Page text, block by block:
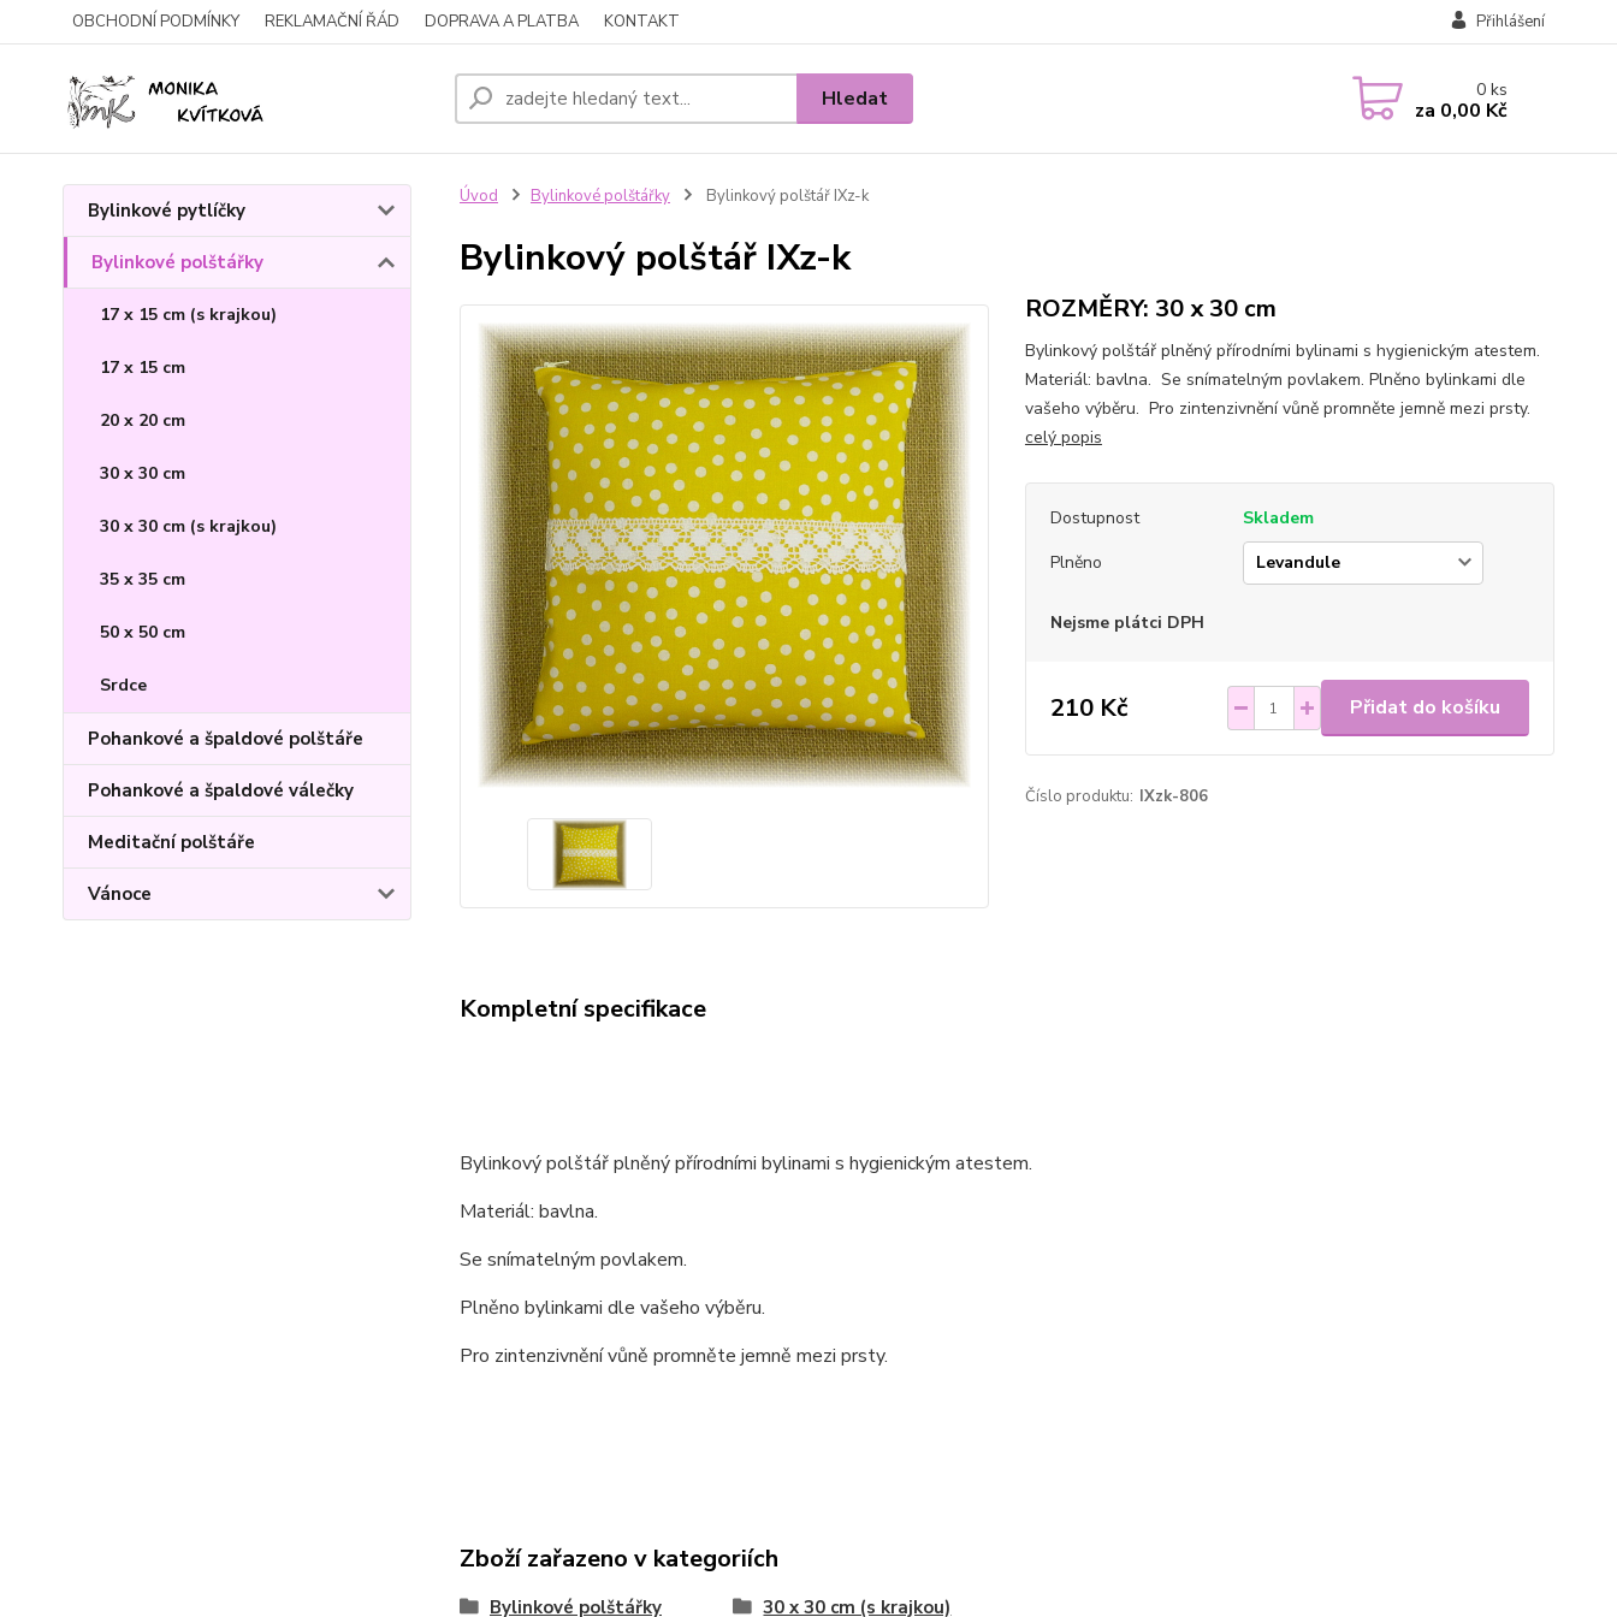
OBCHODNÍ PODMÍNKY REKLAMAČNÍ ŘÁD DOPRAVA A PLATBA KONTAKT Přihlášení
Hledat 0ks
za 0,00 Kč
Bylinkové pytlíčky
Bylinkové polštářky
17 x 15 cm (s krajkou)
17 x 15 cm
20 x 20 cm
30 x 30 cm
30 x 30 cm (s krajkou)
35 x 35 cm
50 x 50 cm
Srdce
Pohankové a špaldové polštáře
Pohankové a špaldové válečky
Meditační polštáře
Vánoce
Úvod Bylinkové polštářky Bylinkový polštář IXz-k
Bylinkový polštář IXz-k
ROZMĚRY: 30 x 30 cm
Bylinkový polštář plněný přírodními bylinami s hygienickým atestem.
Materiál: bavlna. Se snímatelným povlakem. Plněno bylinkami dle
vašeho výběru. Pro zintenzivnění vůně promněte jemně mezi prsty.
celý popis
Dostupnost
Skladem
Plněno
Nejsme plátci DPH
210 Kč Přidat do košíku
Číslo produktu: IXzk-806
Kompletní specifikace
Bylinkový polštář plněný přírodními bylinami s hygienickým atestem.
Materiál: bavlna.
Se snímatelným povlakem.
Plněno bylinkami dle vašeho výběru.
Pro zintenzivnění vůně promněte jemně mezi prsty.
Zboží zařazeno v kategoriích
Bylinkové polštářky 30 x 30 cm (s krajkou)